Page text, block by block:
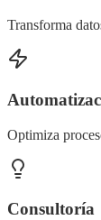
Transforma
Optimiza
Consultoría